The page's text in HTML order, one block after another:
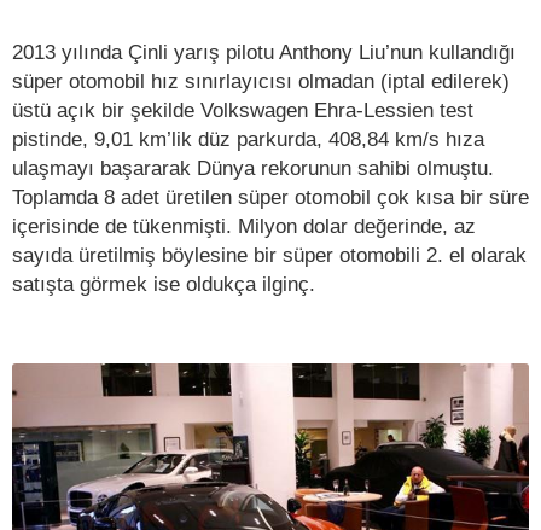
2013 yılında Çinli yarış pilotu Anthony Liu’nun kullandığı
süper otomobil hız sınırlayıcısı olmadan (iptal edilerek)
üstü açık bir şekilde Volkswagen Ehra-Lessien test
pistinde, 9,01 km’lik düz parkurda, 408,84 km/s hıza
ulaşmayı başararak Dünya rekorunun sahibi olmuştu.
Toplamda 8 adet üretilen süper otomobil çok kısa bir süre
içerisinde de tükenmişti. Milyon dolar değerinde, az
sayıda üretilmiş böylesine bir süper otomobili 2. el olarak
satışta görmek ise oldukça ilginç.